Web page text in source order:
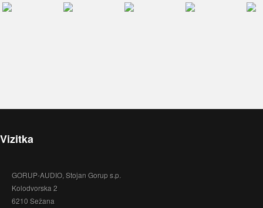
Vizitka
GORUP-AUDIO, Stojan Gorup s.p.
Kolodvorska 2
6210 Sežana